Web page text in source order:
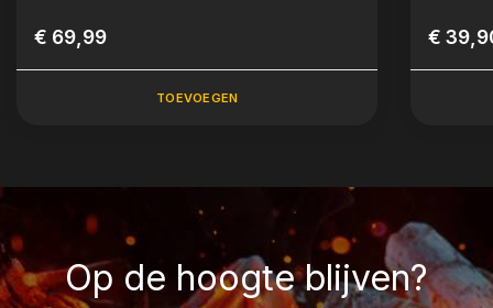
€ 69,99
TOEVOEGEN
€
Op de hoogte blijven?